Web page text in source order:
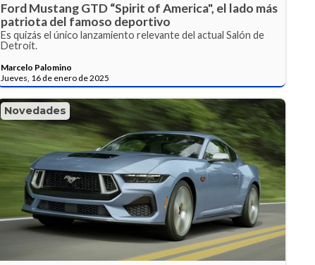
Ford Mustang GTD “Spirit of America", el lado más
patriota del famoso deportivo
Es quizás el único lanzamiento relevante del actual Salón de
Detroit.
Marcelo Palomino
Jueves, 16 de enero de 2025
Novedades